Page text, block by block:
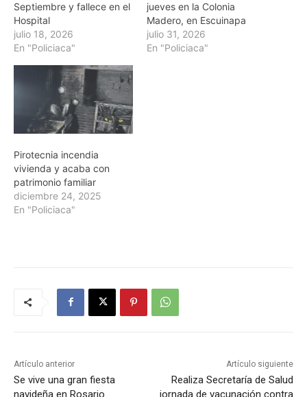
Septiembre y fallece en el
Hospital
julio 18, 2026
En "Policiaca"
jueves en la Colonia
Madero, en Escuinapa
julio 31, 2026
En "Policiaca"
Pirotecnia incendia
vivienda y acaba con
patrimonio familiar
diciembre 24, 2025
En "Policiaca"
Artículo anterior
Se vive una gran fiesta
navideña en Rosario
Artículo siguiente
Realiza Secretaría de Salud
jornada de vacunación contra